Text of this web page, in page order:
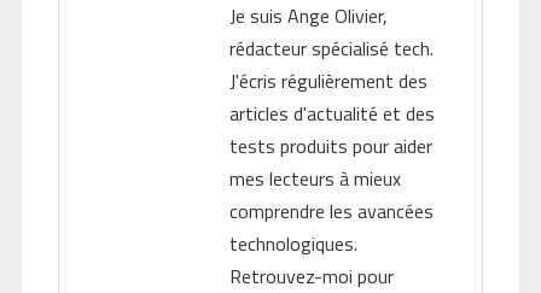
Je suis Ange Olivier,
rédacteur spécialisé tech.
J'écris régulièrement des
articles d'actualité et des
tests produits pour aider
mes lecteurs à mieux
comprendre les avancées
technologiques.
Retrouvez-moi pour